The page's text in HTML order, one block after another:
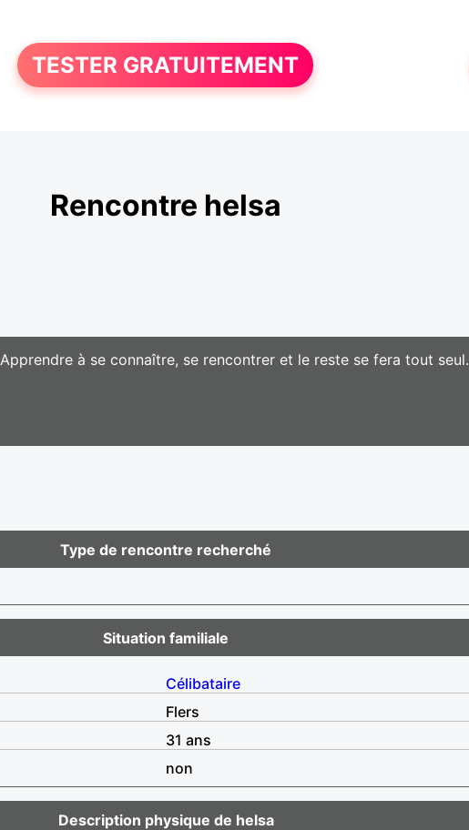
TESTER GRATUITEMENT
Rencontre helsa
Apprendre à se connaître, se rencontrer et le reste se fera tout seul.
Type de rencontre recherché
Situation familiale
Célibataire
Flers
31 ans
non
Description physique de helsa